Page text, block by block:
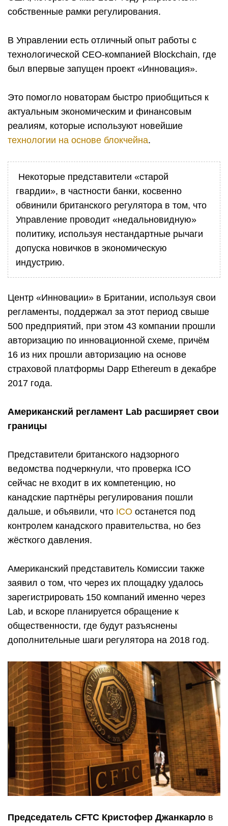
собственные рамки регулирования.
В Управлении есть отличный опыт работы с
технологической СЕО-компанией Blockchain, где
был впервые запущен проект «Инновация».
Это помогло новаторам быстро приобщиться к
актуальным экономическим и финансовым
реалиям, которые используют новейшие
технологии на основе блокчейна.
Некоторые представители «старой
гвардии», в частности банки, косвенно
обвинили британского регулятора в том, что
Управление проводит «недальновидную»
политику, используя нестандартные рычаги
допуска новичков в экономическую
индустрию.
Центр «Инновации» в Британии, используя свои
регламенты, поддержал за этот период свыше
500 предприятий, при этом 43 компании прошли
авторизацию по инновационной схеме, причём
16 из них прошли авторизацию на основе
страховой платформы Dapp Ethereum в декабре
2017 года.
Американский регламент Lab расширяет свои
границы
Представители британского надзорного
ведомства подчеркнули, что проверка ICO
сейчас не входит в их компетенцию, но
канадские партнёры регулирования пошли
дальше, и объявили, что ICO останется под
контролем канадского правительства, но без
жёсткого давления.
Американский представитель Комиссии также
заявил о том, что через их площадку удалось
зарегистрировать 150 компаний именно через
Lab, и вскоре планируется обращение к
общественности, где будут разъяснены
дополнительные шаги регулятора на 2018 год.
Председатель CFTC Кристофер Джанкарло в